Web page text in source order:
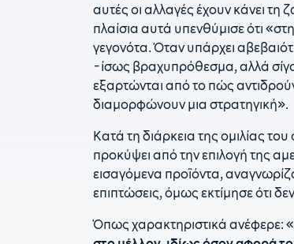
αυτές οι αλλαγές έχουν κάνει
πλαίσια αυτά υπενθύμισε ότι
γεγονότα. Όταν υπάρχει
-ίσως βραχυπρόθεσμα, αλλά
εξαρτώνται από το πώς
διαμορφώνουν μια στρατηγική».
Κατά τη διάρκεια της ομιλίας
προκύψει από την επιλογή της
εισαγόμενα προϊόντα,
επιπτώσεις, όμως εκτίμησε ότι
Όπως χαρακτηριστικά ανέφερε: